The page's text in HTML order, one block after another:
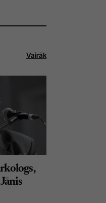
Vairāk